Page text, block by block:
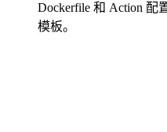
Dockerfile 和 Action 配
模板。